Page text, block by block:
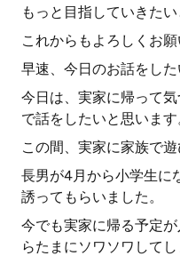
もっと目指していきたい
これからもよろしくお願
早速、今日のお話をした
今日は、実家に帰って
で話をしたいと思います
この間、実家に家族で遊
長男が4月から小学生に
誘ってもらいました。
今でも実家に帰る予定
らたまにソワソワしてし